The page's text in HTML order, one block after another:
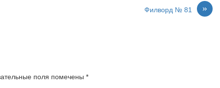
»
Филворд № 81
поля помечены*